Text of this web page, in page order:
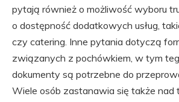
pytają również o możliwość wyboru
o dostępność dodatkowych usług,
czy catering. Inne pytania dotyczą
związanych z pochówkiem, w tym
dokumenty są potrzebne do
Wiele osób zastanawia się także nad